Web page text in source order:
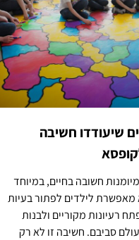
שיעודדו חשיבה
חשובה בחיים, במיוחד
מאפשרת לילדים לפתור בעיות
רעיונות מקוריים ולבנות
סביבם. חשיבה זו לא רק